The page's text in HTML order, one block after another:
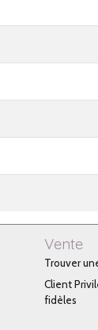
Vente
Trouver
Client
fidèles